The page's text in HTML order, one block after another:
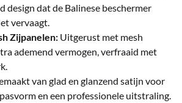
design dat de Balinese beschermer
vervaagt.
Zijpanelen: Uitgerust met mesh
ademend vermogen, verfraaid met
van glad en glanzend satijn voor
en een professionele uitstraling.